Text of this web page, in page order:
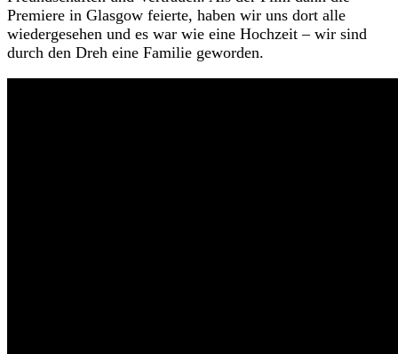
Premiere in Glasgow feierte, haben wir uns dort alle
wiedergesehen und es war wie eine Hochzeit – wir sind
durch den Dreh eine Familie geworden.